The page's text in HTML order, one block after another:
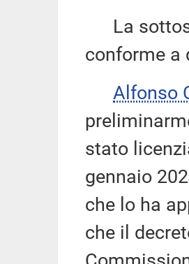
La
conforme a
Alfonso
stato
gennaio
che lo ha
che il